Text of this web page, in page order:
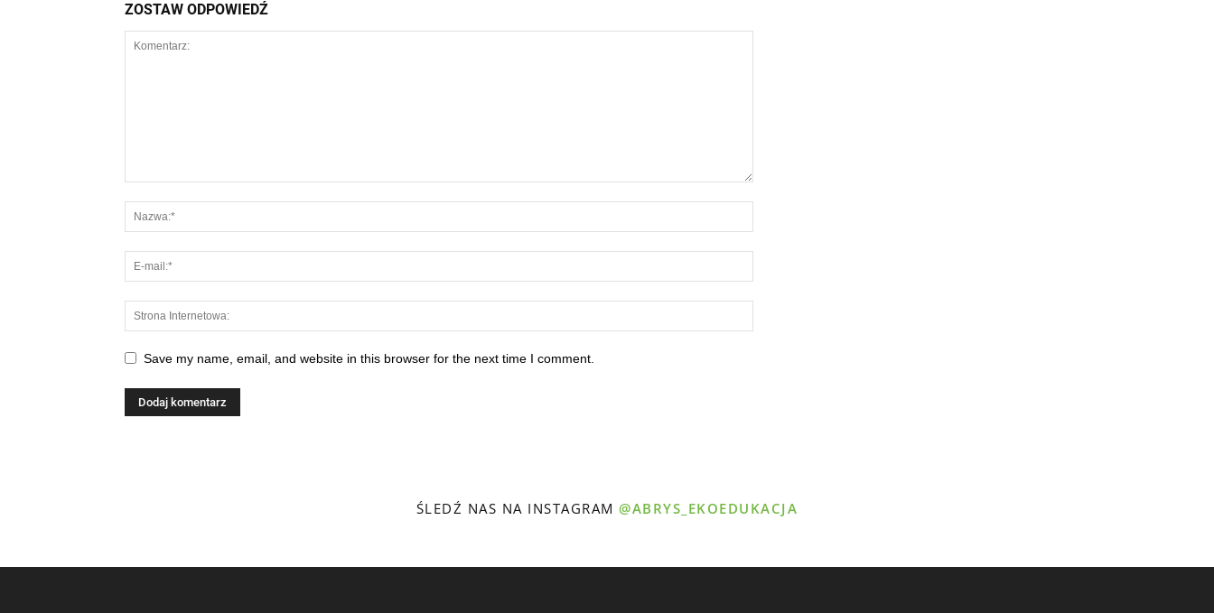
ZOSTAW ODPOWIEDŹ
Save my name, email, and website in this browser for the next time I comment.
ŚLEDŹ NAS NA INSTAGRAM@ABRYS_EKOEDUKACJA